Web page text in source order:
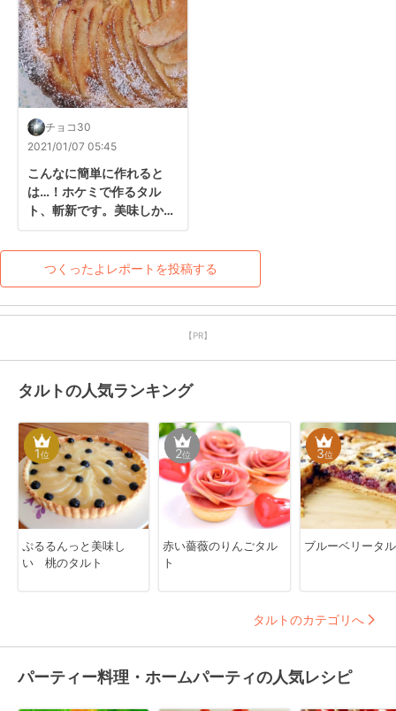
チョコ30
2021/01/07 05:45
こんなに簡単に作れると
は…！ホケミで作るタル
ト、斬新です。美味しかっ
つくったよレポートを投稿する
【PR】
タルトの人気ランキング
1位
ぷるるんっと美味し
い 桃のタルト
2位
赤い薔薇のりんごタル
ト
3位
ブルーベリータ
タルトのカテゴリへ
パーティー料理・ホームパーティの人気レシピ